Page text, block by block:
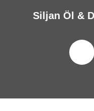
Siljan Öl &